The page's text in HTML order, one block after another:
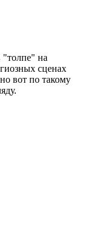
"толпе" на
сценах
вот по такому